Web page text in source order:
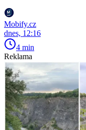
Mobify.cz
dnes, 12:16
4 min
Reklama